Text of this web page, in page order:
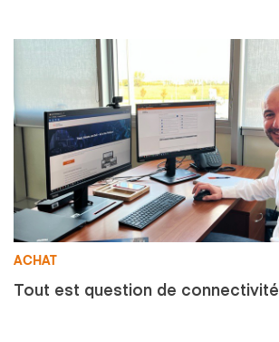
ACHAT
Tout est question de connectivité